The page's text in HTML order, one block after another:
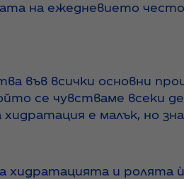
на ежедневието
във всички основни
се чувстваме всеки
е малък, но
хидратацията и ролята